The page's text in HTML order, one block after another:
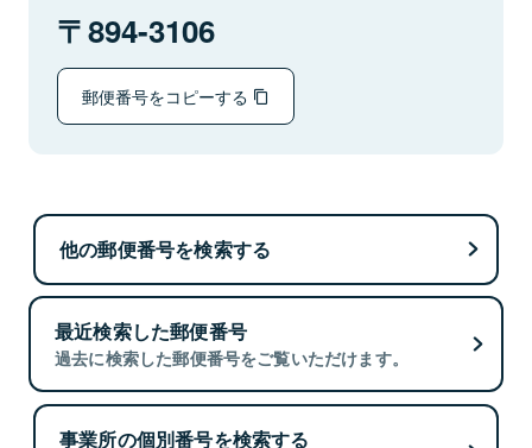
894-3106
郵便番号をコピーする
他の郵便番号を検索する
最近検索した郵便番号
過去に検索した郵便番号をご覧いただけます。
事業所の個別番号を検索する